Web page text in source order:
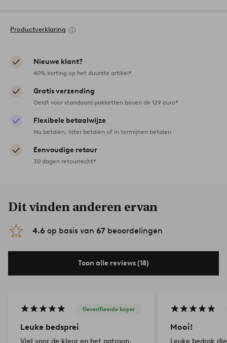
Productverklaring
Nieuwe klant?
40% korting op het duurste artikel*
Gratis verzending
Geldt voor standaard pakketten boven de 129 euro*
Flexibele betaalwijze
Nu betalen, later betalen of in termijnen betalen
Eenvoudige retour
30 dagen retourrecht*
Dit vinden anderen ervan
4.6 op basis van 67 beoordelingen
Toon alle reviews (18)
Geverifieerde koper
Leuke bedsprei
Viel voor de kleur en het patroon.
Mooi!
Leuke bedrok